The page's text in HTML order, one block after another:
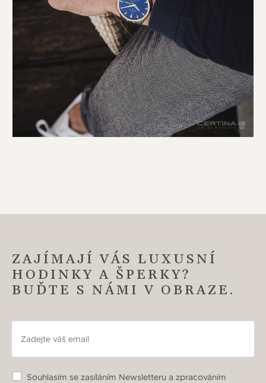
ZAJÍMAJÍ VÁS LUXUSNÍ
HODINKY A ŠPERKY?
BUĎTE S NÁMI V OBRAZE.
Souhlasím se zasíláním Newsletteru a zpracováním